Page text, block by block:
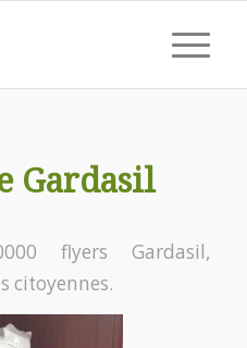
Gardasil
flyers Gardasil,
citoyennes.